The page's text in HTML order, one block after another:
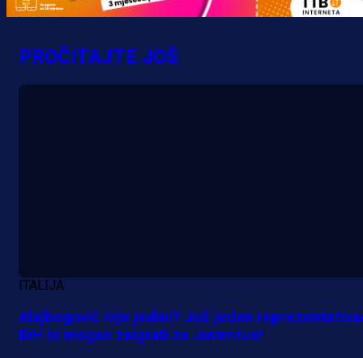
PROČITAJTE JOŠ
ITALIJA
Alajbegović nije jedini? Još jedan
BiH bi mogao zaigrati za Juventus!